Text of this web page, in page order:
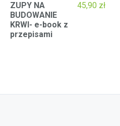
ZUPY NA
BUDOWANIE
KRWI- e-book z
przepisami
45,90 zł